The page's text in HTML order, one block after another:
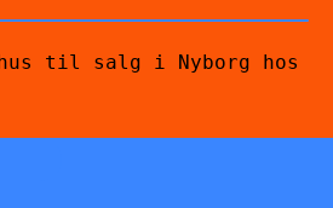
til salg i Nyborg hos